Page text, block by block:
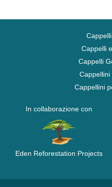
Cappelli
Cappelli
Cappellini
Cappellini
In collaborazione con
Eden Reforestation Projects